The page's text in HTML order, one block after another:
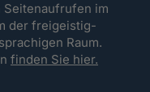
im
der freigeistig-
Raum.
finden Sie hier.